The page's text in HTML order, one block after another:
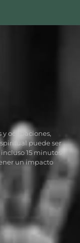
ocupaciones,
puede ser
15 minutos
un impacto